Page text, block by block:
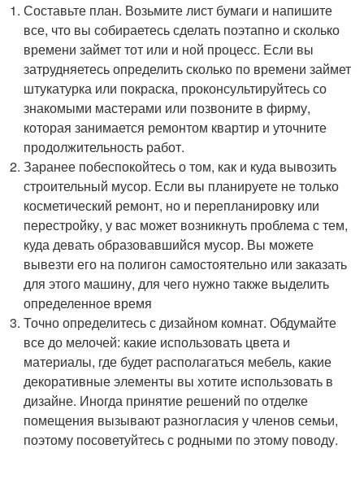
Составьте план. Возьмите лист бумаги и напишите
все, что вы собираетесь сделать поэтапно и сколько
времени займет тот или и ной процесс. Если вы
затрудняетесь определить сколько по времени займет
штукатурка или покраска, проконсультируйтесь со
знакомыми мастерами или позвоните в фирму,
которая занимается ремонтом квартир и уточните
продолжительность работ.
Заранее побеспокойтесь о том, как и куда вывозить
строительный мусор. Если вы планируете не только
косметический ремонт, но и перепланировку или
перестройку, у вас может возникнуть проблема с тем,
куда девать образовавшийся мусор. Вы можете
вывезти его на полигон самостоятельно или заказать
для этого машину, для чего нужно также выделить
определенное время
Точно определитесь с дизайном комнат. Обдумайте
все до мелочей: какие использовать цвета и
материалы, где будет располагаться мебель, какие
декоративные элементы вы хотите использовать в
дизайне. Иногда принятие решений по отделке
помещения вызывают разногласия у членов семьи,
поэтому посоветуйтесь с родными по этому поводу.